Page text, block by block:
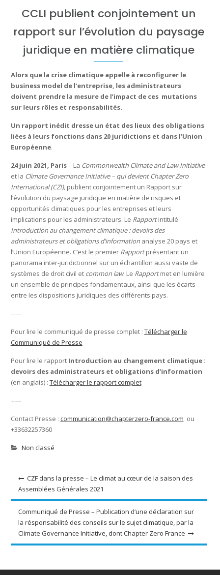
CCLI publient conjointement un
rapport sur l’évolution du paysage
juridique en matière climatique
Alors que la crise climatique appelle à reconfigurer le
business model de l’entreprise, les administrateurs
doivent prendre la mesure de l’impact de ces mutations
sur leurs rôles et responsabilités.
Un rapport inédit dresse un état des lieux des obligations
liées à leurs fonctions dans 20 juridictions et dans l’Union
Européenne.
24 juin 2021, Paris– La Commonwealth Climate and Law Initiative
et la Climate Governance Initiative – qui devient Chapter Zero
International (CZI), publient conjointement un Rapport sur
l’évolution du paysage juridique en matière de risques et
opportunités climatiques pour les entreprises et leurs
implications pour les administrateurs. Le Rapportintitulé
Introduction au changement climatique : devoirs des
administrateurs et obligations d’informationanalyse 20 pays et
l’Union Européenne. C’est le premier Rapportprésentant un
panorama inter-juridictionnel sur un échantillon aussi vaste de
systèmes de droit civil et common law. Le Rapportmet en lumière
un ensemble de principes fondamentaux, ainsi que les écarts
entre les dispositions juridiques des différents pays.
–––
Pour lire le communiqué de presse complet : Télécharger le
Communiqué de Presse
Pour lire le rapport Introduction au changement climatique :
devoirs des administrateurs et obligations d’information
(en anglais) : Télécharger le rapport complet
–––
Contact Presse : communication@chapterzero-france.com ou
+33632257360
Non classé
Navigation
de
l’article
CZF dans la presse – Le climat au cœur de la saison des
Assemblées Générales 2021
Communiqué de Presse – Publication d’une déclaration sur
la résponsabilité des conseils sur le sujet climatique, par la
Climate Governance Initiative, dont Chapter Zero France